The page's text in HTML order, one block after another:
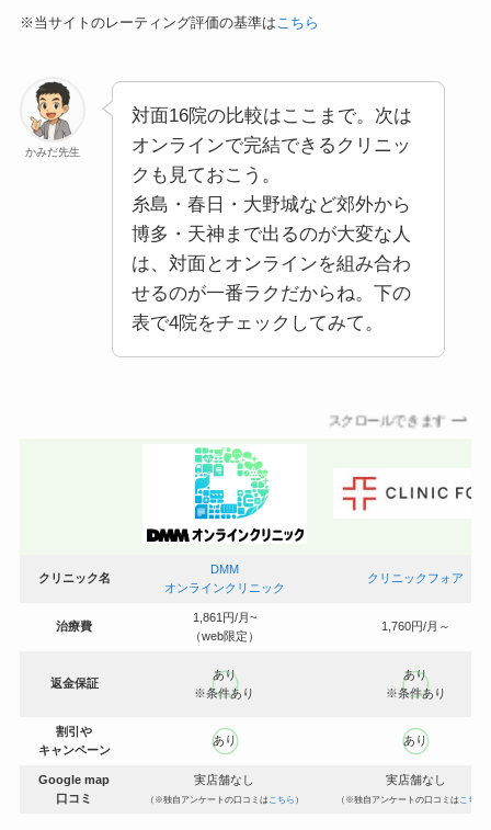
かみだ先生
オンラインで完結できるクリニッ
クも見ておこう。
糸島・春日・大野城など郊外から
博多・天神まで出るのが大変な人
は、対面とオンラインを組み合わ
せるのが一番ラクだからね。下の
表で4院をチェックしてみて。
オンラインクリニック
1,861円/月~
（web限定）
※条件あり
※条件あり
キャンペーン
Google map
口コミ
（※独自アンケートの口コミは （※独自アンケートの口コミは